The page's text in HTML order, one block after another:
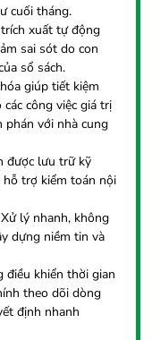
cuối tháng.
xuất tự động
sai sót do con
sổ sách.
giúp tiết kiệm
công việc giá trị
phán với nhà cung
được lưu trữ kỹ
trợ kiểm toán nội
lý nhanh, không
dựng niềm tin và
điều khiển thời gian
theo dõi dòng
định nhanh